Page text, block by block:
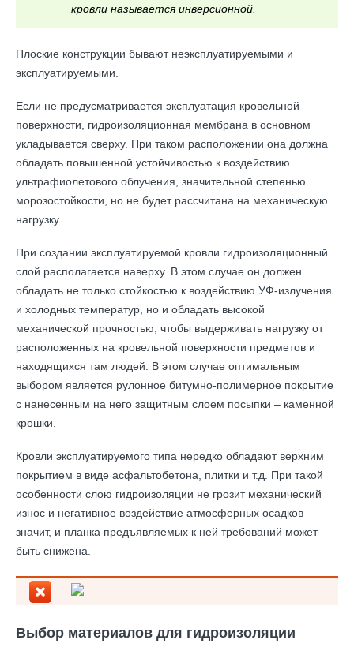
кровли называется инверсионной.
Плоские конструкции бывают неэксплуатируемыми и
эксплуатируемыми.
Если не предусматривается эксплуатация кровельной
поверхности, гидроизоляционная мембрана в основном
укладывается сверху. При таком расположении она должна
обладать повышенной устойчивостью к воздействию
ультрафиолетового облучения, значительной степенью
морозостойкости, но не будет рассчитана на механическую
нагрузку.
При создании эксплуатируемой кровли гидроизоляционный
слой располагается наверху. В этом случае он должен
обладать не только стойкостью к воздействию УФ-излучения
и холодных температур, но и обладать высокой
механической прочностью, чтобы выдерживать нагрузку от
расположенных на кровельной поверхности предметов и
находящихся там людей. В этом случае оптимальным
выбором является рулонное битумно-полимерное покрытие
с нанесенным на него защитным слоем посыпки – каменной
крошки.
Кровли эксплуатируемого типа нередко обладают верхним
покрытием в виде асфальтобетона, плитки и т.д. При такой
особенности слою гидроизоляции не грозит механический
износ и негативное воздействие атмосферных осадков –
значит, и планка предъявляемых к ней требований может
быть снижена.
Выбор материалов для гидроизоляции